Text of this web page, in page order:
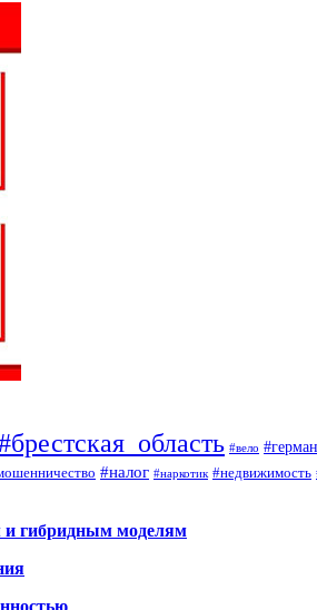
#вело
#налог #наркотик #недвижимость
и гибридным моделям